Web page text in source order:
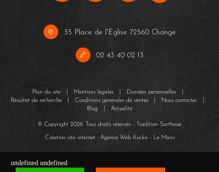
35 Place de l'Eglise 72560 Changé
02 43 40 02 13
Plan du site| Mentions légales| Données personnelles|
Résultat de recherche| Conditions générales de ventes | Nous contacter|
Blog| Actualité
© Copyright2026. Tous droits réservés - Tradition Sarthoise
Création site internet : Agence WebKocka - Le Mans
undefined undefined